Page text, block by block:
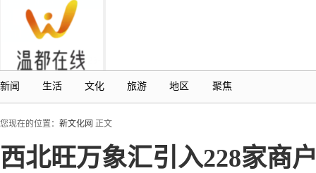
新闻 生活 文化 旅游 地区 聚焦
您现在的位置： 新文化网 正文
西北旺万象汇引入228家商